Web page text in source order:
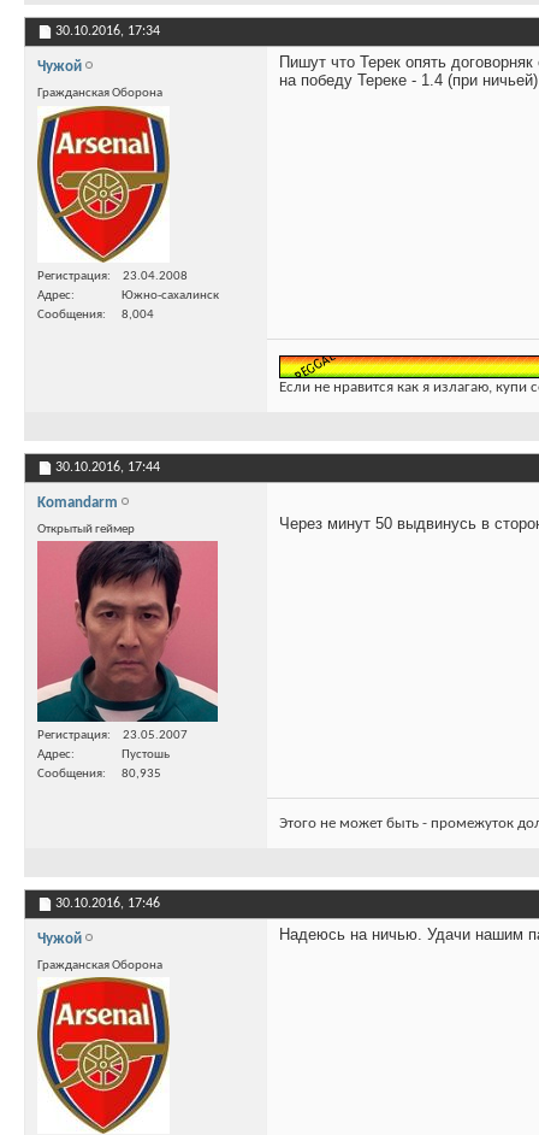
30.10.2016, 17:34
Чужой
Гражданская Оборона
Регистрация
23.04.2008
Адрес
Южно-сахалинск
Сообщения
8,004
Пишут что Терек опять
на победу Тереке - 1.4 (при
Если не нравится как я излагаю, купи
30.10.2016, 17:44
Komandarm
Открытый геймер
Регистрация
23.05.2007
Адрес
Пустошь
Сообщения
80,935
Через минут 50 выдвинусь в
Этого не может быть - промежуток
30.10.2016, 17:46
Чужой
Гражданская Оборона
Надеюсь на ничью. Удачи нашим